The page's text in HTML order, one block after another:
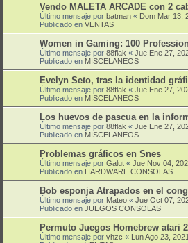
Vendo MALETA ARCADE con 2
Último mensaje por batman « Dom Mar 13,
Publicado en VENTAS
Women in Gaming: 100
Último mensaje por 88flak « Jue Ene 27,
Publicado en MISCELANEOS
Evelyn Seto, tras la identidad
Último mensaje por 88flak « Jue Ene 27,
Publicado en MISCELANEOS
Los huevos de pascua en la
Último mensaje por 88flak « Jue Ene 27,
Publicado en MISCELANEOS
Problemas gráficos en Snes
Último mensaje por Galut « Jue Nov 04,
Publicado en HARDWARE CONSOLAS
Bob esponja Atrapados en el
Último mensaje por Mateo « Jue Oct 07,
Publicado en JUEGOS CONSOLAS
Permuto Juegos Homebrew atari
Último mensaje por vhzc « Lun Ago 23,